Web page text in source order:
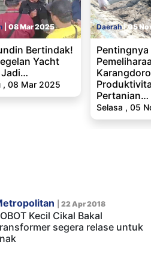
|08 Mar 2025
Bertindak!
Yacht
, 08 Mar 2025
Daerah|05 Nov
Pentingnya
Pemeliharaan
Karangdoro
Produktivitas
Pertanian…
Selasa , 05 Nov
|22 Apr 2018
Kecil Cikal Bakal
segera relase untuk